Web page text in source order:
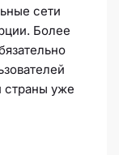
сети
Более
страны уже